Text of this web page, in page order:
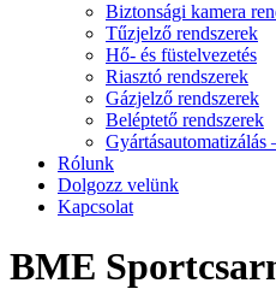
Biztonsági kamera
Tűzjelző rendszerek
Hő- és füstelvezetés
Riasztó rendszerek
Gázjelző rendszerek
Beléptető rendszerek
Rólunk
Dolgozz velünk
Kapcsolat
BME